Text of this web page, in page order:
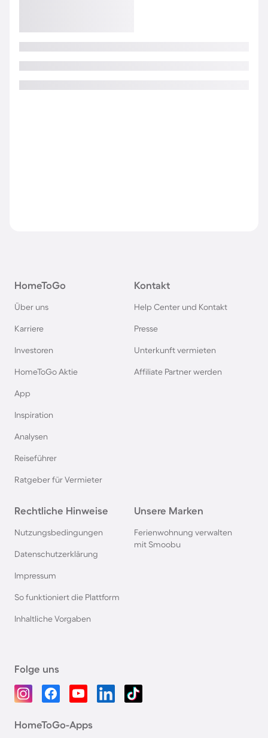
HomeToGo
Über uns
Karriere
Investoren
HomeToGo Aktie
App
Inspiration
Analysen
Reiseführer
Ratgeber für Vermieter
Kontakt
Help Center und Kontakt
Presse
Unterkunft vermieten
Affiliate Partner werden
Rechtliche Hinweise
Nutzungsbedingungen
Datenschutzerklärung
Impressum
So funktioniert die Plattform
Inhaltliche Vorgaben
Unsere Marken
Ferienwohnung verwalten
mit Smoobu
Folge uns
HomeToGo-Apps